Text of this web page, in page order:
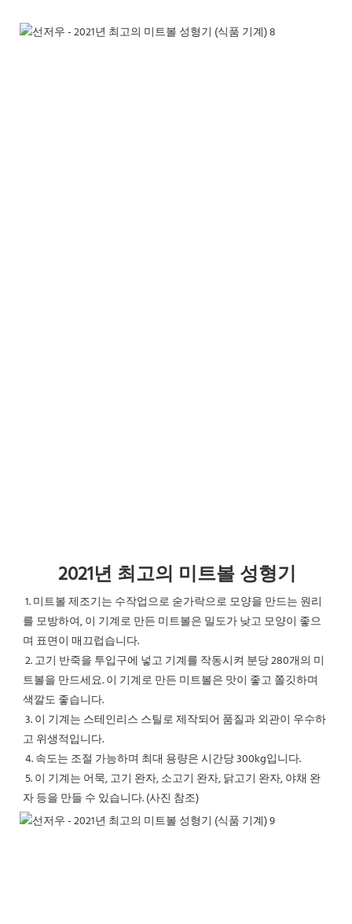
2021년 최고의 미트볼 성형기
1. 미트볼 제조기는 수작업으로 숟가락으로 모양을 만드는 원리
를 모방하여, 이 기계로 만든 미트볼은 밀도가 낮고 모양이 좋으
며 표면이 매끄럽습니다.
트볼을 만드세요. 이 기계로 만든 미트볼은 맛이 좋고 쫄깃하며
색깔도 좋습니다.
3. 이 기계는 스테인리스 스틸로 제작되어 품질과 외관이 우수하
고 위생적입니다.
4. 속도는 조절 가능하며 최대 용량은 시간당 300kg입니다.
5. 이 기계는 어묵, 고기 완자, 소고기 완자, 닭고기 완자, 야채 완
자 등을 만들 수 있습니다. (사진 참조)